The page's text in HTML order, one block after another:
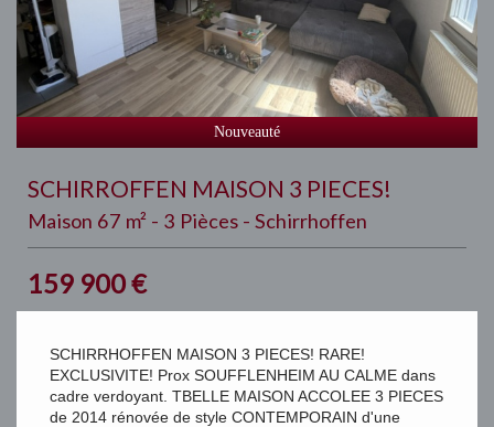
Nouveauté
SCHIRROFFEN MAISON 3 PIECES!
Maison 67 m² - 3 Pièces - Schirrhoffen
159 900€
SCHIRRHOFFEN MAISON 3 PIECES! RARE!
EXCLUSIVITE! Prox SOUFFLENHEIM AU CALME dans
cadre verdoyant. TBELLE MAISON ACCOLEE 3 PIECES
de 2014 rénovée de style CONTEMPORAIN d'une